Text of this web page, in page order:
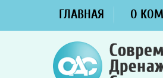
ГЛАВНАЯ О